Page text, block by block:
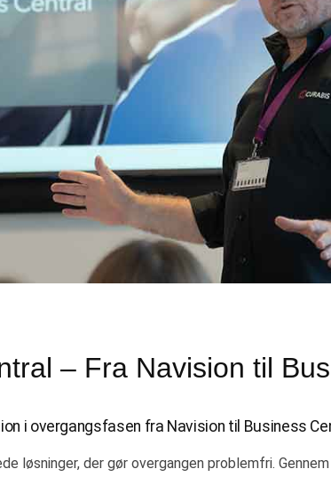
– Fra Navision til
i overgangsfasen fra Navision til Business
der gør overgangen problemfri.